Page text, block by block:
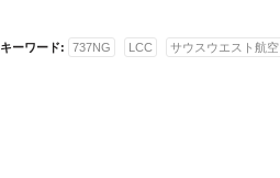
キーワード: 737NG LCC サウスウエスト航空